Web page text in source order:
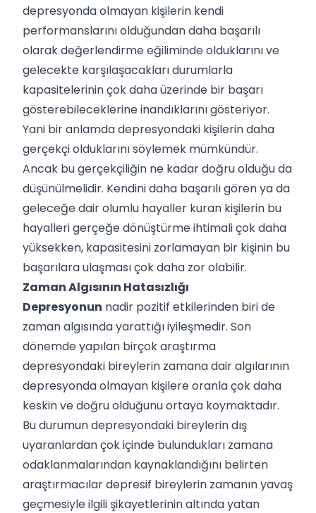
depresyonda olmayan kişilerin kendi
performanslarını olduğundan daha başarılı
olarak değerlendirme eğiliminde olduklarını ve
gelecekte karşılaşacakları durumlarla
kapasitelerinin çok daha üzerinde bir başarı
gösterebileceklerine inandıklarını gösteriyor.
Yani bir anlamda depresyondaki kişilerin daha
gerçekçi olduklarını söylemek mümkündür.
Ancak bu gerçekçiliğin ne kadar doğru olduğu da
düşünülmelidir. Kendini daha başarılı gören ya da
geleceğe dair olumlu hayaller kuran kişilerin bu
hayalleri gerçeğe dönüştürme ihtimali çok daha
yüksekken, kapasitesini zorlamayan bir kişinin bu
başarılara ulaşması çok daha zor olabilir.
Zaman Algısının Hatasızlığı
Depresyonun nadir pozitif etkilerinden biri de
zaman algısında yarattığı iyileşmedir. Son
dönemde yapılan birçok araştırma
depresyondaki bireylerin zamana dair algılarının
depresyonda olmayan kişilere oranla çok daha
keskin ve doğru olduğunu ortaya koymaktadır.
Bu durumun depresyondaki bireylerin dış
uyaranlardan çok içinde bulundukları zamana
odaklanmalarından kaynaklandığını belirten
araştırmacılar depresif bireylerin zamanın yavaş
geçmesiyle ilgili şikayetlerinin altında yatan